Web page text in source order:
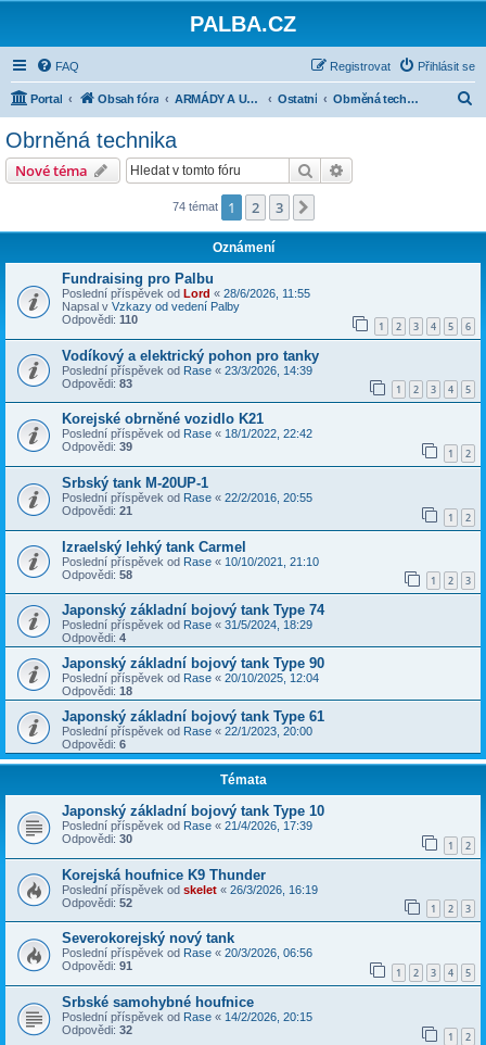
PALBA.CZ
FAQ Přihlásit se
Registrovat
Portal Obsah fóra ARMÁDY A UDÁLOSTI PO ROCE 1945 Ostatní Obrněná technika
Obrněná technika
Nové téma Hledat
74 témat 1 2 3
Oznámení
Fundraising pro Palbu
Poslední příspěvek od Lord « 28/6/2026, 11:55
Napsal v Vzkazy od vedení Palby
Odpovědi: 110 1 2 3 4 5 6
Vodíkový a elektrický pohon pro tanky
Poslední příspěvek od Rase « 23/3/2026, 14:39
Odpovědi: 83 1 2 3 4 5
Korejské obrněné vozidlo K21
Poslední příspěvek od Rase « 18/1/2022, 22:42
Odpovědi: 39 1 2
Srbský tank M-20UP-1
Poslední příspěvek od Rase « 22/2/2016, 20:55
Odpovědi: 21 1 2
Izraelský lehký tank Carmel
Poslední příspěvek od Rase « 10/10/2021, 21:10
Odpovědi: 58 1 2 3
Japonský základní bojový tank Type 74
Poslední příspěvek od Rase « 31/5/2024, 18:29
Odpovědi: 4
Japonský základní bojový tank Type 90
Poslední příspěvek od Rase « 20/10/2025, 12:04
Odpovědi: 18
Japonský základní bojový tank Type 61
Poslední příspěvek od Rase « 22/1/2023, 20:00
Odpovědi: 6
Témata
Japonský základní bojový tank Type 10
Poslední příspěvek od Rase « 21/4/2026, 17:39
Odpovědi: 30 1 2
Korejská houfnice K9 Thunder
Poslední příspěvek od skelet « 26/3/2026, 16:19
Odpovědi: 52 1 2 3
Severokorejský nový tank
Poslední příspěvek od Rase « 20/3/2026, 06:56
Odpovědi: 91 1 2 3 4 5
Srbské samohybné houfnice
Poslední příspěvek od Rase « 14/2/2026, 20:15
Odpovědi: 32 1 2